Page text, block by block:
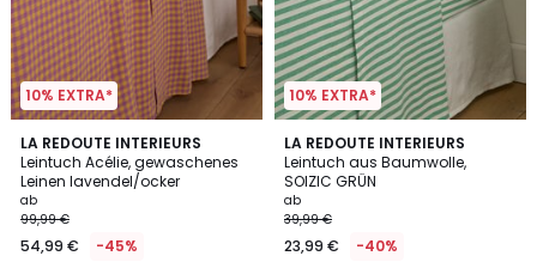
10% EXTRA*
LA REDOUTE INTERIEURS
Leintuch Acélie, gewaschenes
Leinen lavendel/ocker
ab
99,99 €
54,99 € -45%
2
/
5
10% EXTRA*
LA REDOUTE INTERIEURS
Leintuch aus Baumwolle,
SOIZIC GRÜN
ab
39,99 €
23,99 € -40%
5
/
5